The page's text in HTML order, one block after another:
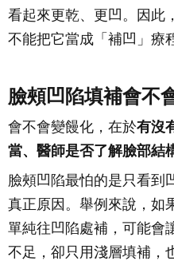
看起來更乾、更凹。因此
不能把它當成「補凹」療
臉頰凹陷填補會不
會不會變饅化，在於有沒
當、醫師是否了解臉部結
臉頰凹陷最怕的是只看到
真正原因。舉例來說，如
單純往凹陷處補，可能會
不足，卻只用淺層填補，